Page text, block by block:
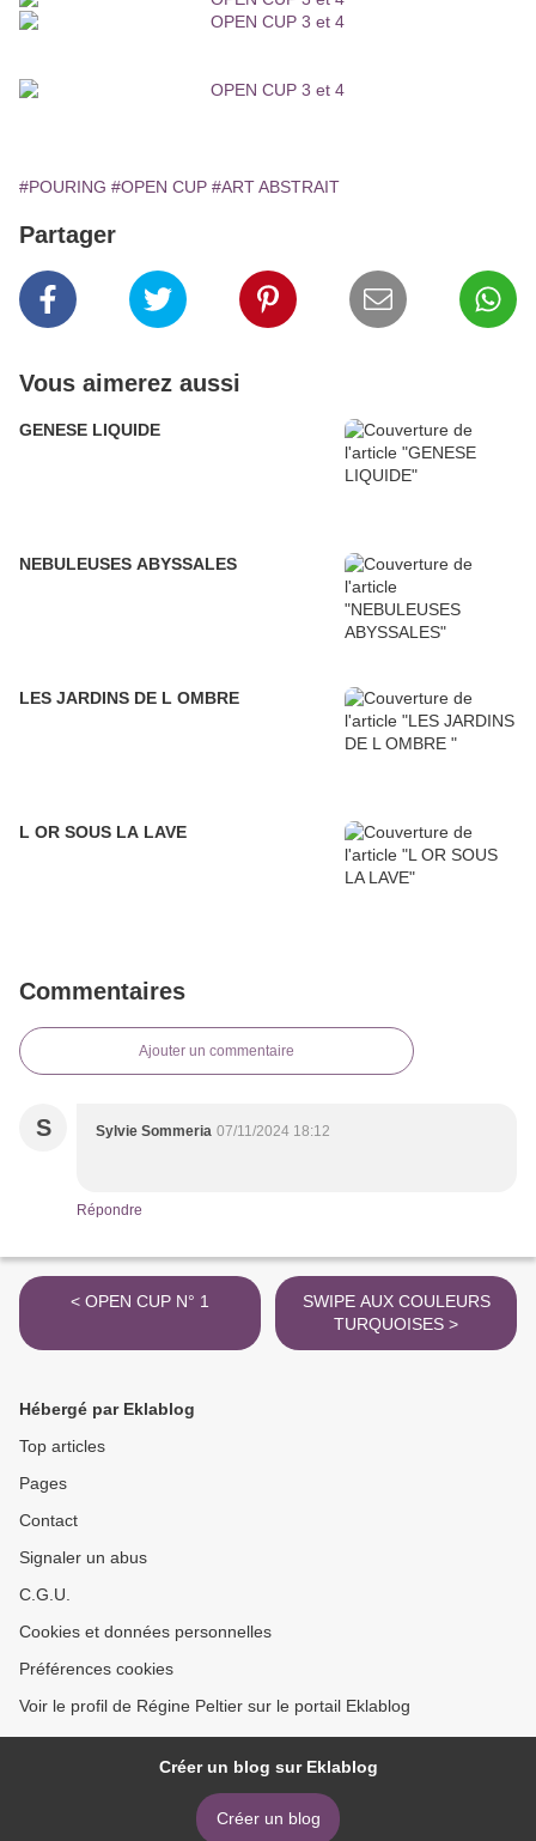
#POURING #OPEN CUP #ART ABSTRAIT
Partager
Vous aimerez aussi
GENESE LIQUIDE
NEBULEUSES ABYSSALES
LES JARDINS DE L OMBRE
L OR SOUS LA LAVE
Commentaires
Ajouter un commentaire
S Sylvie Sommeria 07/11/2024 18:12
Répondre
< OPEN CUP N° 1
SWIPE AUX COULEURS
TURQUOISES >
Hébergé par Eklablog
Top articles
Pages
Contact
Signaler un abus
C.G.U.
Cookies et données personnelles
Préférences cookies
Voir le profil de Régine Peltier sur le portail Eklablog
Créer un blog sur Eklablog
Créer un blog